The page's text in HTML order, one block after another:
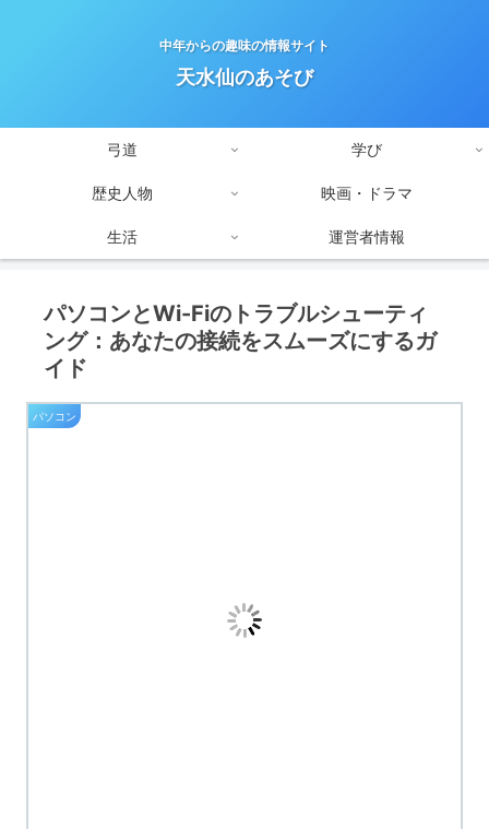
中年からの趣味の情報サイト
天水仙のあそび
弓道 学び
歴史人物 映画・ドラマ
生活 運営者情報
パソコンとWi-Fiのトラブルシューティ
ング：あなたの接続をスムーズにするガ
イド
パソコン